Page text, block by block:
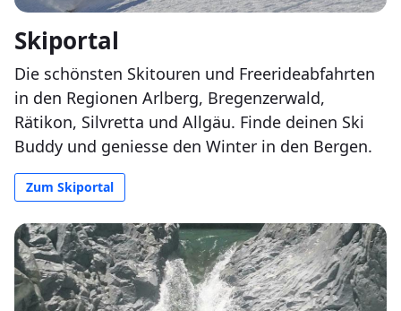
Skiportal
Die schönsten Skitouren und Freerideabfahrten
in den Regionen Arlberg, Bregenzerwald,
Rätikon, Silvretta und Allgäu. Finde deinen Ski
Buddy und geniesse den Winter in den Bergen.
Zum Skiportal